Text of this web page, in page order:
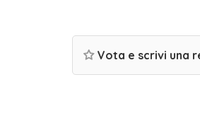
Vota e scrivi una